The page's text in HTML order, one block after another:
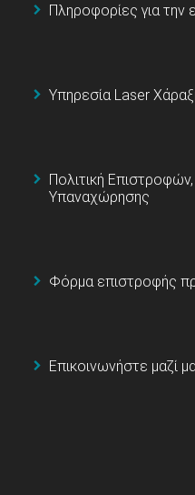
Πληροφορίες για την
Υπηρεσία Laser
Πολιτική
Υπαναχώρησης
Φόρμα επιστροφής
Επικοινωνήστε μαζί